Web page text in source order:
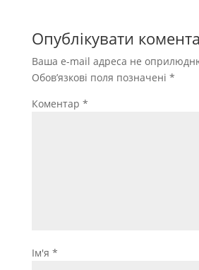
Опублікувати
Ваша e-mail адреса не
Обов’язкові поля позначені *
Коментар *
Ім'я *